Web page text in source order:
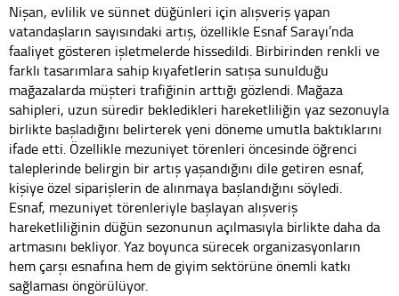
Nişan, evlilik ve sünnet düğünleri için alışveriş yapan
vatandaşların sayısındaki artış, özellikle Esnaf Sarayı’nda
faaliyet gösteren işletmelerde hissedildi. Birbirinden renkli ve
farklı tasarımlara sahip kıyafetlerin satışa sunulduğu
mağazalarda müşteri trafiğinin arttığı gözlendi. Mağaza
sahipleri, uzun süredir bekledikleri hareketliliğin yaz sezonuyla
birlikte başladığını belirterek yeni döneme umutla baktıklarını
ifade etti. Özellikle mezuniyet törenleri öncesinde öğrenci
taleplerinde belirgin bir artış yaşandığını dile getiren esnaf,
kişiye özel siparişlerin de alınmaya başlandığını söyledi.
Esnaf, mezuniyet törenleriyle başlayan alışveriş
hareketliliğinin düğün sezonunun açılmasıyla birlikte daha da
artmasını bekliyor. Yaz boyunca sürecek organizasyonların
hem çarşı esnafına hem de giyim sektörüne önemli katkı
sağlaması öngörülüyor.